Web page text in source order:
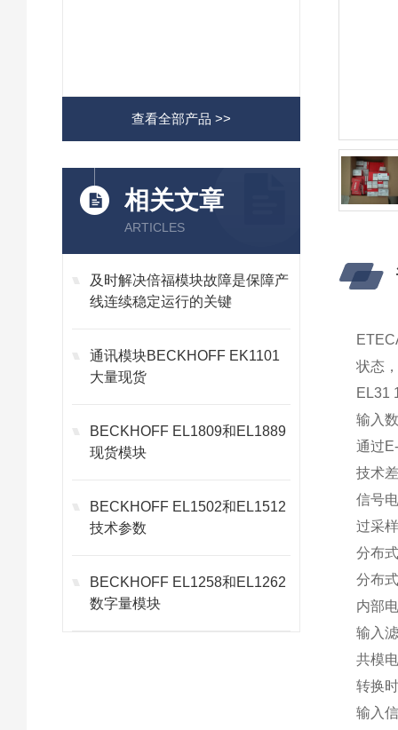
查看全部产品 >>
相关文章
ARTICLES
及时解决倍福模块故障是保障产
线连续稳定运行的关键
通讯模块BECKHOFF EK1101
大量现货
BECKHOFF EL1809和EL1889
现货模块
BECKHOFF EL1502和EL1512
技术参数
BECKHOFF EL1258和EL1262
数字量模块
状态
EL31
输入
通过
技术
信号
过采
分布
分布
内部
输入
共模
转换
输入